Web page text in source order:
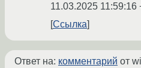
11.03.2025 11:59:16
Ссылка
Ответ на: комментарий от